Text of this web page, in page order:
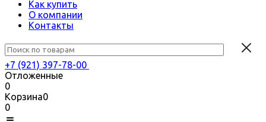
Как купить
О компании
Контакты
+7 (921) 397-78-00
Отложенные
0
Корзина0
0